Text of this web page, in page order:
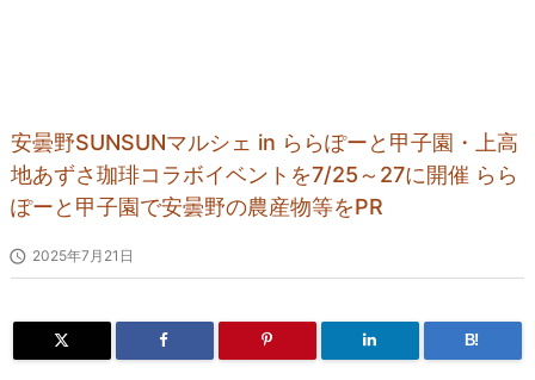
安曇野SUNSUNマルシェ in ららぽーと甲子園・上高
地あずさ珈琲コラボイベントを7/25～27に開催 らら
ぽーと甲子園で安曇野の農産物等をPR
 2025年7月21日
B!